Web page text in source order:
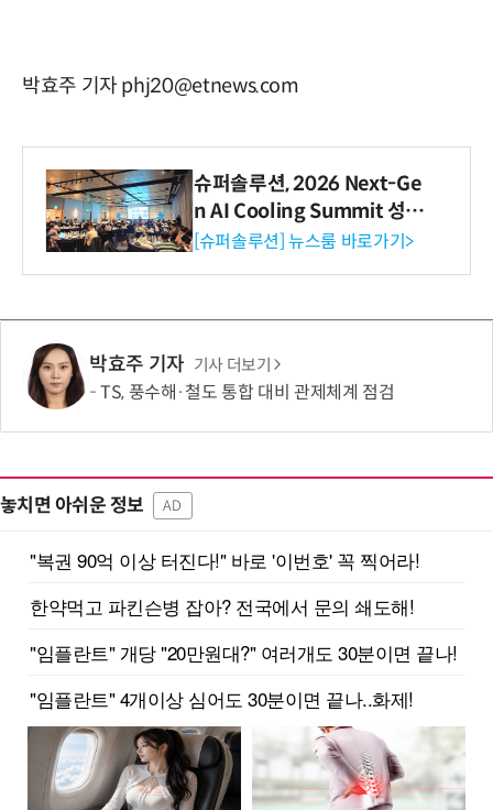
박효주 기자 phj20@etnews.com
슈퍼솔루션, 2026 Next-Ge
n AI Cooling Summit 성황
리 성료
[슈퍼솔루션] 뉴스룸 바로가기>
박효주 기자 기사 더보기
TS, 풍수해·철도 통합 대비 관제체계 점검
놓치면 아쉬운 정보 AD